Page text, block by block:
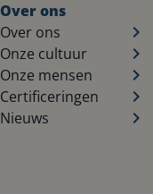
Over ons
Over ons
Onze cultuur
Onze mensen
Certificeringen
Nieuws